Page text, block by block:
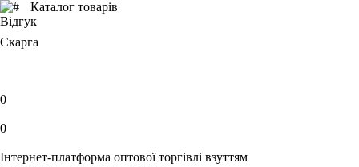
Каталог товарів
Відгук
Скарга
0
0
Інтернет-платформа оптової торгівлі взуттям